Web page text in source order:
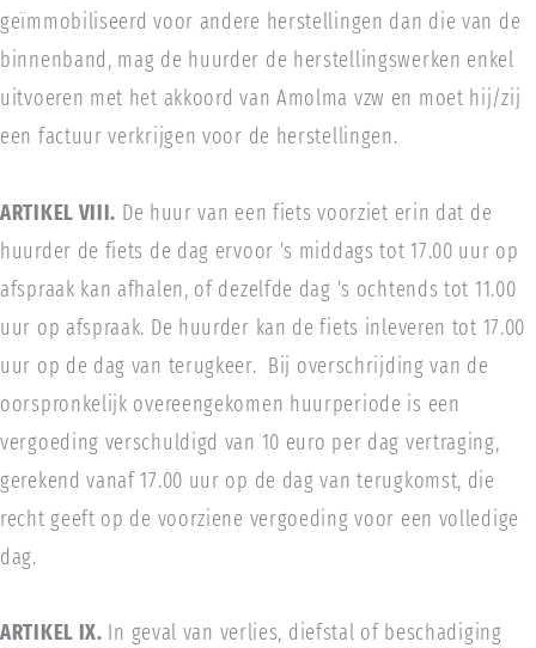
geïmmobiliseerd voor andere herstellingen dan die van de
binnenband, mag de huurder de herstellingswerken enkel
uitvoeren met het akkoord van Amolma vzw en moet hij/zij
een factuur verkrijgen voor de herstellingen.
ARTIKEL VIII. De huur van een fiets voorziet erin dat de
huurder de fiets de dag ervoor ’s middags tot 17.00 uur op
afspraak kan afhalen, of dezelfde dag ’s ochtends tot 11.00
uur op afspraak. De huurder kan de fiets inleveren tot 17.00
uur op de dag van terugkeer. Bij overschrijding van de
oorspronkelijk overeengekomen huurperiode is een
vergoeding verschuldigd van 10 euro per dag vertraging,
gerekend vanaf 17.00 uur op de dag van terugkomst, die
recht geeft op de voorziene vergoeding voor een volledige
dag.
ARTIKEL IX. In geval van verlies, diefstal of beschadiging